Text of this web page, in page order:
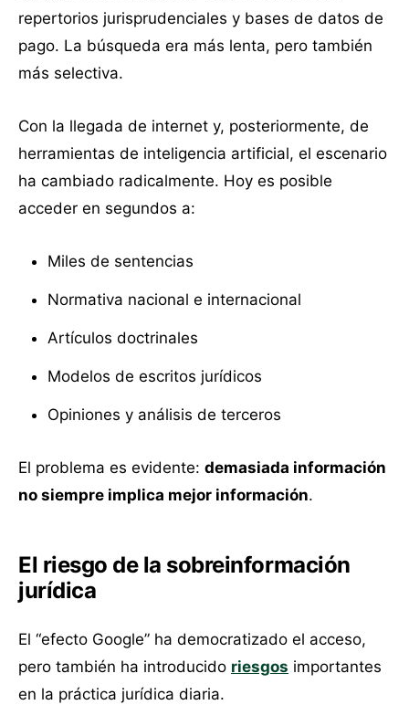
repertorios jurisprudenciales y bases de datos de
pago. La búsqueda era más lenta, pero también
más selectiva.
Con la llegada de internet y, posteriormente, de
herramientas de inteligencia artificial, el escenario
ha cambiado radicalmente. Hoy es posible
acceder en segundos a:
Miles de sentencias
Normativa nacional e internacional
Artículos doctrinales
Modelos de escritos jurídicos
Opiniones y análisis de terceros
El problema es evidente: demasiada información
no siempre implica mejor información.
El riesgo de la sobreinformación
jurídica
El “efecto Google” ha democratizado el acceso,
pero también ha introducido riesgos importantes
en la práctica jurídica diaria.